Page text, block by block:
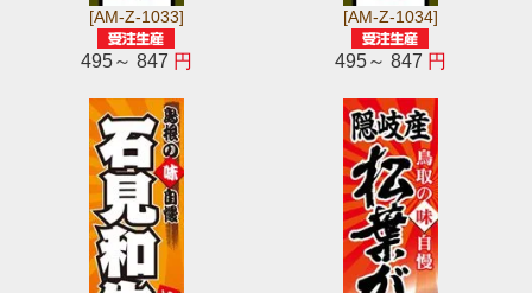
[AM-Z-1033]
495～ 847 円
[AM-Z-1034]
495～ 847 円